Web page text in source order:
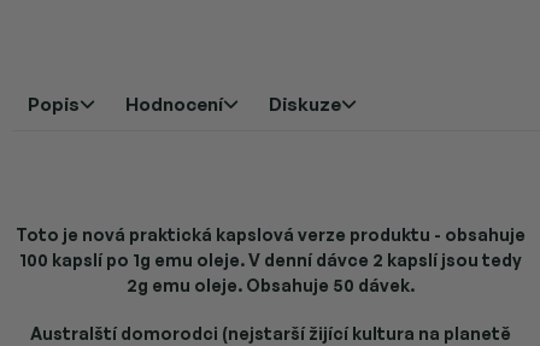
Popis Hodnocení Diskuze
Toto je nová praktická kapslová verze produktu - obsahuje
100 kapslí po 1g emu oleje. V denní dávce 2 kapslí jsou tedy
2g emu oleje. Obsahuje 50 dávek.
Australští domorodci (nejstarší žijící kultura na planetě